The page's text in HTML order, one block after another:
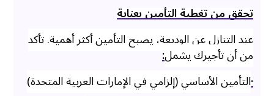
تحقق من تغطية التأمين بعناية
عند التنازل عن الوديعة، يصبح التأمين أكثر أهمية. تأكد
من أن تأجيرك يشمل:
·التأمين الأساسي (إلزامي في الإمارات العربية المتحدة)